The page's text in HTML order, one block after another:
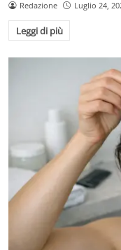
Redazione Luglio 24,
Leggi di più